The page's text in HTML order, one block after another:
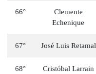
66°
Clemente
Echenique
67° José Luis Retamal
68° Cristóbal Larrain